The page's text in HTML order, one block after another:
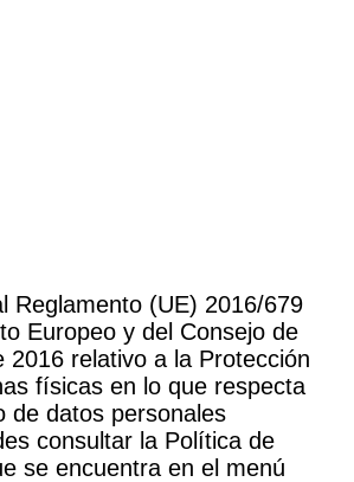
Reglamento (UE) 2016/679
Europeo y del Consejo de
2016 relativo a la Protección
físicas en lo que respecta
de datos personales
consultar la Política de
se encuentra en el menú